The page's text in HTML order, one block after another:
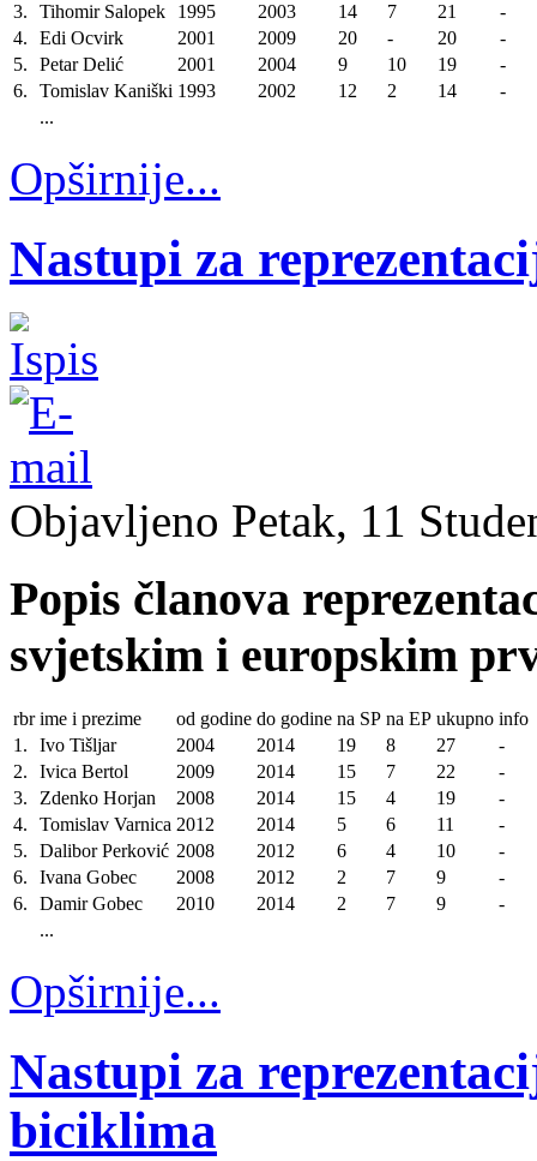
3. Tihomir Salopek 1995 2003 14 7 21
-
4.
Edi Ocvirk 2001 2009 20 - 20
-
5.
Petar Delić 2001 2004 9 10 19
-
6.
Tomislav Kaniški 1993 2002 12 2 14
-
...
Opširnije...
Nastupi za
Objavljeno Petak, 11
Popis članova
svjetskim i europskim
rbr ime i prezime od godine do godine na SP na EP ukupno info
1.
Ivo Tišljar 2004 2014 19 8 27
-
2.
Ivica Bertol 2009 2014 15 7 22
-
3.
Zdenko Horjan 2008 2014 15 4 19
-
4.
Tomislav Varnica 2012 2014 5 6 11
-
5.
Dalibor Perković 2008 2012 6 4 10
-
6.
Ivana Gobec 2008 2012 2 7 9
-
6.
Damir Gobec 2010 2014 2 7 9
-
...
Opširnije...
Nastupi za
biciklima